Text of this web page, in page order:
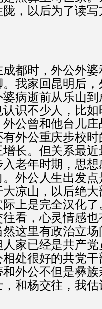
陇，以后为了读
成都时，外公外
。我家回昆明后
婆病逝前从乐山
认识不少人，比
外公曾和他台儿
有外公重庆步校
增长。但关系最
入老年时期，思
。外公人生出发
大凉山，以后绝
际上是完全汉化
往看，心灵情感
然这里有政治立
人家已经是共产
相处很好的共党
和外公不但是彝
，和杨交往，我